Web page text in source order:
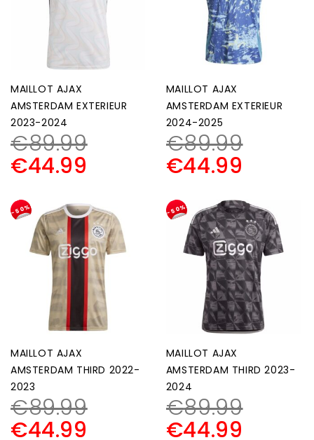
MAILLOT AJAX
AMSTERDAM EXTERIEUR
2023-2024
€89.99
€44.99
MAILLOT AJAX
AMSTERDAM EXTERIEUR
2024-2025
€89.99
€44.99
-50%
MAILLOT AJAX
AMSTERDAM THIRD 2022-
2023
€89.99
€44.99
-50%
MAILLOT AJAX
AMSTERDAM THIRD 2023-
2024
€89.99
€44.99